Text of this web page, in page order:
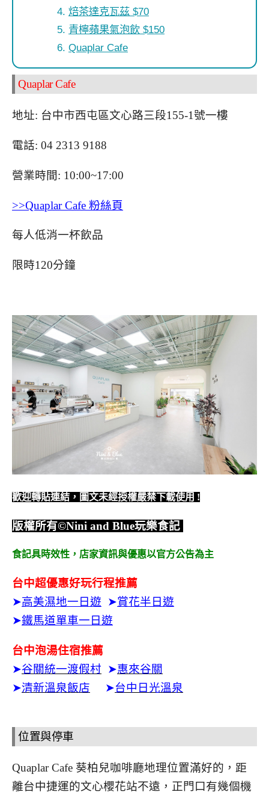
焙茶達克瓦茲 $70
青檸蘋果氣泡飲 $150
Quaplar Cafe
Quaplar Cafe
地址: 台中市西屯區文心路三段155-1號一樓
電話: 04 2313 9188
營業時間: 10:00~17:00
>>Quaplar Cafe 粉絲頁
每人低消一杯飲品
限時120分鐘
歡迎轉貼連結，圖文未經授權嚴禁下載使用 !
版權所有©Nini and Blue玩樂食記
食記具時效性， 店家資訊與優惠以官方公告為主
台中超優惠好玩行程推薦
➤高美濕地一日遊 ➤賞花半日遊
➤鐵馬道單車一日遊
台中泡湯住宿推薦
➤谷關統一渡假村 ➤惠來谷關
➤清新溫泉飯店 ➤台中日光溫泉
位置與停車
Quaplar Cafe 葵柏兒咖啡廳地理位置滿好的，距
離台中捷運的文心櫻花站不遠，正門口有幾個機